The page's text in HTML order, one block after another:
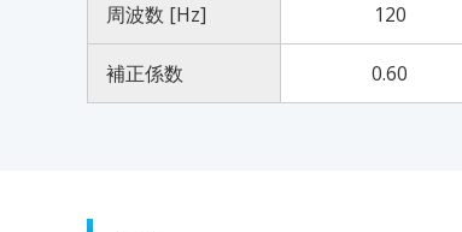
周波数 [Hz] 120
補正係数 0.60